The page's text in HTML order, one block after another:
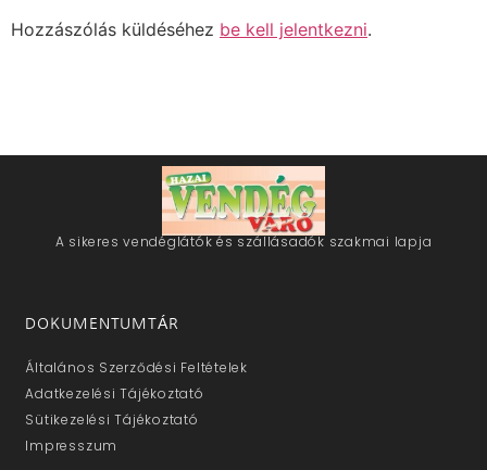
Hozzászólás küldéséhez be kell jelentkezni.
A sikeres vendéglátók és szállásadók szakmai lapja
DOKUMENTUMTÁR
Általános Szerződési Feltételek
Adatkezelési Tájékoztató
Sütikezelési Tájékoztató
Impresszum